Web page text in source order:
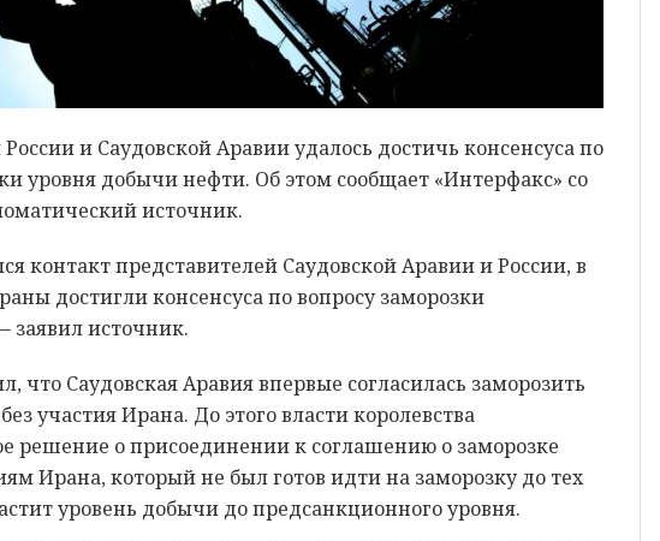
и Саудовской Аравии удалось достичь консенсуса по
уровня добычи нефти. Об этом сообщает «Интерфакс» со
источник.
контакт представителей Саудовской Аравии и России, в
достигли консенсуса по вопросу заморозки
заявил источник.
что Саудовская Аравия впервые согласилась заморозить
участия Ирана. До этого власти королевства
решение о присоединении к соглашению о заморозке
Ирана, который не был готов идти на заморозку до тех
уровень добычи до предсанкционного уровня.